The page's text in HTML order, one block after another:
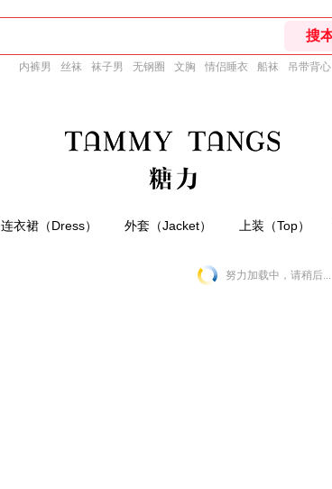
内裤男 丝袜 袜子男 无钢圈 文胸 情侣睡衣 船袜 吊带背心
连衣裙（Dress） 外套（Jacket） 上装（Top）
努力加载中，请稍后...